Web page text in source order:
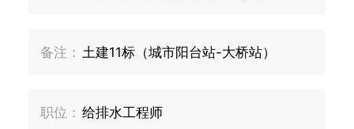
备注： 土建11标（城市阳台站-大桥站）
职位： 给排水工程师